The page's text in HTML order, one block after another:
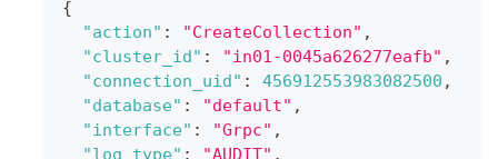
{
"action" : "CreateCollection" ,
"cluster_id" : "in01-0045a626277eafb" ,
"connection_uid" : 456912553983082500 ,
"database" : "default" ,
"interface" : "Grpc" ,
"log_type" : "AUDIT" ,